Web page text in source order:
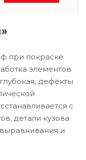
при покраске
элементов
дефекты
с
детали кузова
и